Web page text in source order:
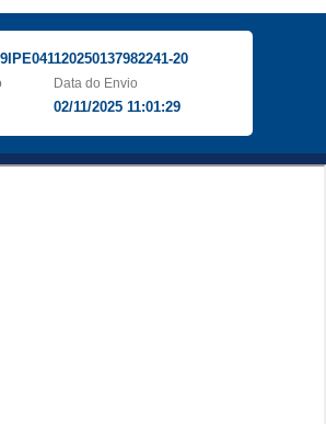
20
Data do Envio
02/11/2025 11:01:29